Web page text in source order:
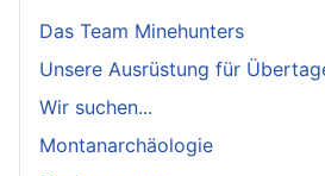
Das Team Minehunters
Unsere Ausrüstung für
Wir suchen...
Montanarchäologie